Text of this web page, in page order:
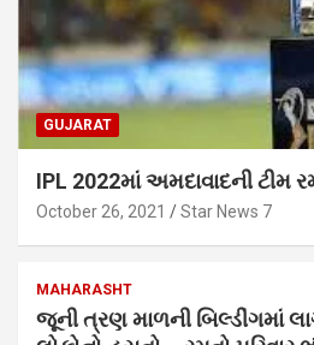
GUJARAT
IPL 2022માં અમદાવાદની ટીમ
October 26, 2021 Star News 7
MAHARASHT
જૂની ત્રણ માળની બિલ્ડીંગમાં